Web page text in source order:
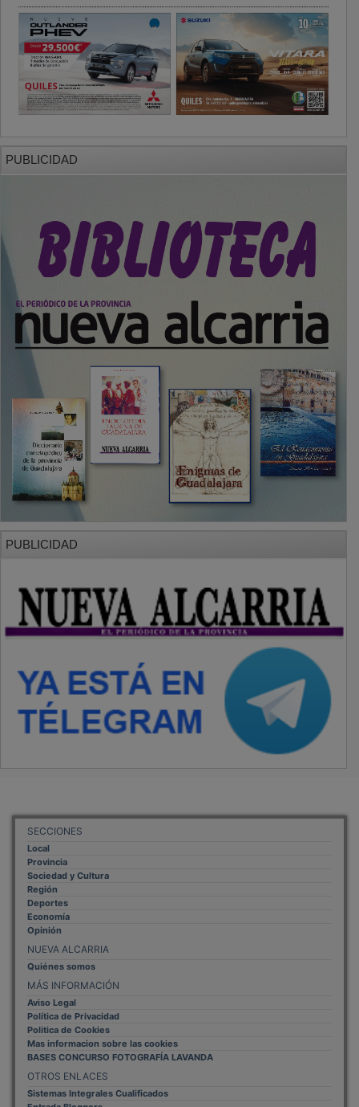
SECCIONES
Local
Provincia
Sociedad y Cultura
Región
Deportes
Economía
Opinión
NUEVA ALCARRIA
Quiénes somos
MÁS INFORMACIÓN
Aviso Legal
Política de Privacidad
Politica de Cookies
Mas informacion sobre las cookies
BASES CONCURSO FOTOGRAFÍA LAVANDA
OTROS ENLACES
Sistemas Integrales Cualificados
Entrada Bloggers